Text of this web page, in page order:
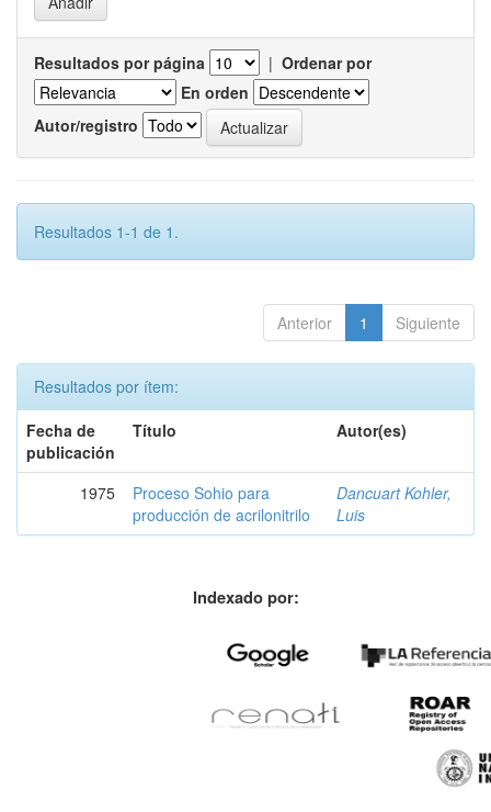
Resultados por página | Ordenar por
En orden
Autor/registro
Resultados 1-1 de 1.
Anterior 1 Siguiente
Resultados por ítem:
Fecha de
publicación
Título Autor(es)
1975
Proceso Sohio para
producción de acrilonitrilo
Dancuart Kohler,
Luis
Indexado por: